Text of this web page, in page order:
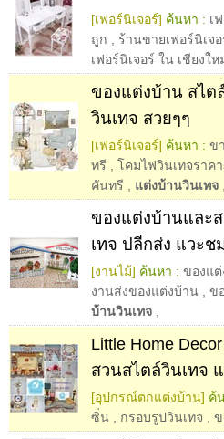
[เฟอร์นิเจอร์] ค้นหา : เ
ถูก
ร้านขายเฟอร์นิเจ
เฟอร์นิเจอร์ ใน เชียงให
ของแต่งบ้าน สไต
วินเทจ สวยๆๆ
[เฟอร์นิเจอร์] ค้นหา : ข
ทรี
โคมไฟวินเทจราค
คันทรี
แต่งบ้านวินเทจ
ของแต่งบ้านและ
เทจ ปลีกส่ง แวะช
[งานไม้] ค้นหา : ของแต่
งานส่งของแต่งบ้าน
ข
บ้านวินเทจ
Little Home
สวนสไตล์วินเทจ
[อุปกรณ์ตกแต่งบ้าน] ค้
ซิ่น
กรอบรูปวินเทจ ข